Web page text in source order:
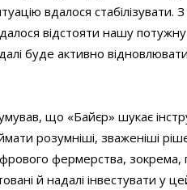
вдалося
відстояти нашу
буде активно
що «Байєр» шукає
розумніші, зваженіші
фермерства, зокрема,
й надалі інвестувати у